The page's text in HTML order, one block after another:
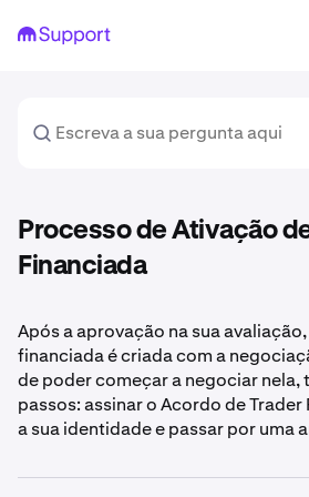
Processo de Ativação
Financiada
Após a aprovação na sua
financiada é criada com a
de poder começar a negociar nela,
passos: assinar o Acordo de
a sua identidade e passar por uma